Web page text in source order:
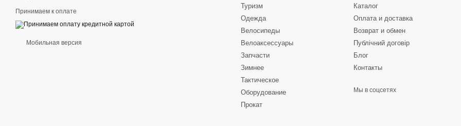
Принимаем к оплате
Мобильная версия
Туризм
Одежда
Велосипеды
Велоаксессуары
Запчасти
Зимнее
Тактическое
Оборудование
Прокат
Каталог
Оплата и доставка
Возврат и обмен
Публічний договір
Блог
Контакты
Мы в соцсетях